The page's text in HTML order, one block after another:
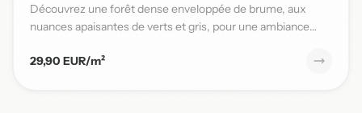
Découvrez une forêt dense enveloppée de brume, aux
nuances apaisantes de verts et gris, pour une ambiance
29,90 EUR/m²